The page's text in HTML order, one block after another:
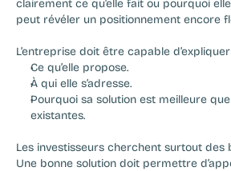
clairement ce qu’elle fait ou pourquoi
peut révéler un positionnement encore
L’entreprise doit être capable
Ce qu’elle propose.
À qui elle s’adresse.
Pourquoi sa solution est meilleure
existantes.
Les investisseurs cherchent surtout des
Une bonne solution doit permettre